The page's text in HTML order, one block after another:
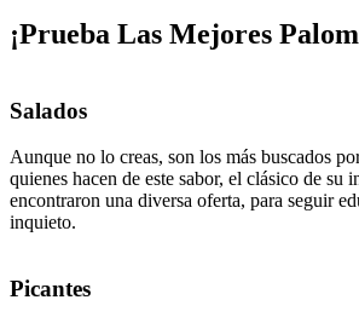
¡Prueba Las Mejores
Salados
Aunque no lo creas, son los más buscados
quienes hacen de este sabor, el clásico de su
encontraron una diversa oferta, para seguir
inquieto.
Picantes